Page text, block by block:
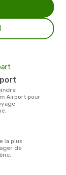
Airport pour
de